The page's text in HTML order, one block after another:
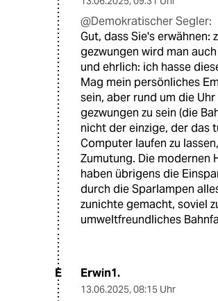
@Demokratischer Segler:
Gut, dass Sie's erwähnen:
gezwungen wird man
und ehrlich: ich hasse
Mag mein persönliches
sein, aber rund um die Uhr
gezwungen zu sein (die
nicht der einzige, der das
Computer laufen zu
Zumutung. Die modernen
haben übrigens die
durch die Sparlampen
zunichte gemacht, soviel
umweltfreundliches
E Erwin1.
13.06.2025, 08:15 Uhr